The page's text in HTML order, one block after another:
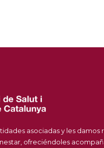
asociadas y les damos
ofreciéndoles